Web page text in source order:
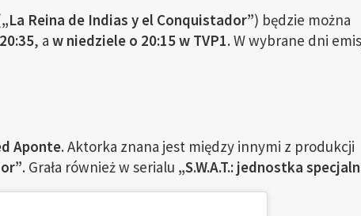
„La Reina de Indias y el Conquistador”) będzie można
, a w niedziele o 20:15 w TVP1. W wybrane dni
Aponte. Aktorka znana jest między innymi z produkcji
. Grała również w serialu „S.W.A.T.: jednostka